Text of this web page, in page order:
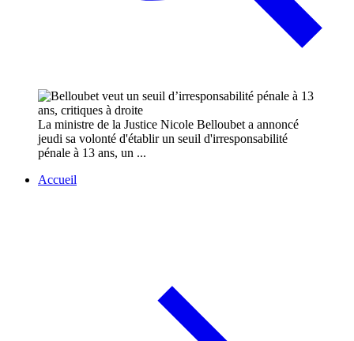
La ministre de la Justice Nicole Belloubet a annoncé
jeudi sa volonté d'établir un seuil d'irresponsabilité
pénale à 13 ans, un ...
Accueil